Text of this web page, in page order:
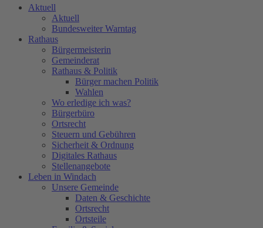
Aktuell
Aktuell
Bundesweiter Warntag
Rathaus
Bürgermeisterin
Gemeinderat
Rathaus & Politik
Bürger machen Politik
Wahlen
Wo erledige ich was?
Bürgerbüro
Ortsrecht
Steuern und Gebühren
Sicherheit & Ordnung
Digitales Rathaus
Stellenangebote
Leben in Windach
Unsere Gemeinde
Daten & Geschichte
Ortsrecht
Ortsteile